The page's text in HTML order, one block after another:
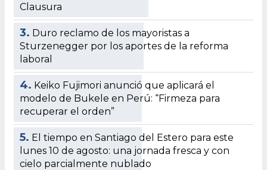
Clausura
3. Duro reclamo de los mayoristas a
Sturzenegger por los aportes de la reforma
laboral
4. Keiko Fujimori anunció que aplicará el
modelo de Bukele en Perú: “Firmeza para
recuperar el orden”
5. El tiempo en Santiago del Estero para este
lunes 10 de agosto: una jornada fresca y con
cielo parcialmente nublado